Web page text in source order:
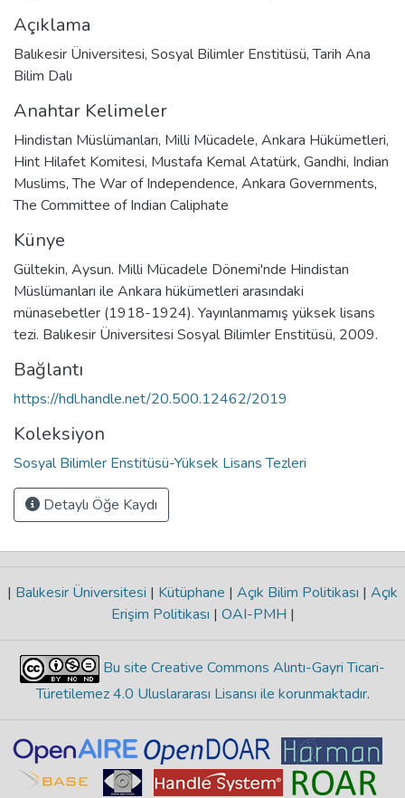
Açıklama
Balıkesir Üniversitesi, Sosyal Bilimler Enstitüsü, Tarih Ana
Bilim Dalı
Anahtar Kelimeler
Hindistan Müslümanları, Milli Mücadele, Ankara Hükümetleri,
Hint Hilafet Komitesi, Mustafa Kemal Atatürk, Gandhi, Indian
Muslims,The War of Independence, Ankara Governments,
The Committee of Indian Caliphate
Künye
Gültekin, Aysun. Milli Mücadele Dönemi'nde Hindistan
Müslümanları ile Ankara hükümetleri arasındaki
münasebetler (1918-1924). Yayınlanmamış yüksek lisans
tezi. Balıkesir Üniversitesi Sosyal Bilimler Enstitüsü, 2009.
Bağlantı
https://hdl.handle.net/20.500.12462/2019
Koleksiyon
Sosyal Bilimler Enstitüsü-Yüksek Lisans Tezleri
Detaylı Öğe Kaydı
| Balıkesir Üniversitesi | Kütüphane | Açık Bilim Politikası | Açık
Erişim Politikası | OAI-PMH |
Bu site Creative Commons Alıntı-Gayri Ticari-
Türetilemez 4.0 Uluslararası Lisansı ile korunmaktadır.